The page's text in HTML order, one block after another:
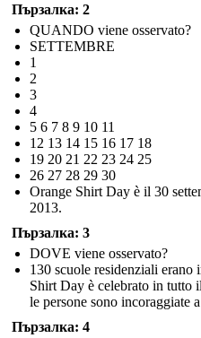
Пързалка: 2
QUANDO viene osservato?
SETTEMBRE
1
2
3
4
5 6 7 8 9 10 11
12 13 14 15 16 17 18
19 20 21 22 23 24 25
26 27 28 29 30
Orange Shirt Day è il 30
2013.
Пързалка: 3
DOVE viene osservato?
130 scuole residenziali
Shirt Day è celebrato in tutto
le persone sono incoraggiate
Пързалка: 4